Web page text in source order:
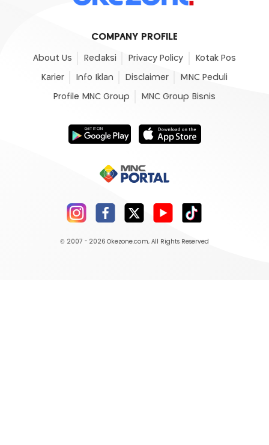
COMPANY PROFILE
About Us Redaksi Privacy Policy Kotak Pos
Karier Info Iklan Disclaimer MNC Peduli
Profile MNC Group MNC Group Bisnis
© 2007 - 2026 Okezone.com, All Rights Reserved